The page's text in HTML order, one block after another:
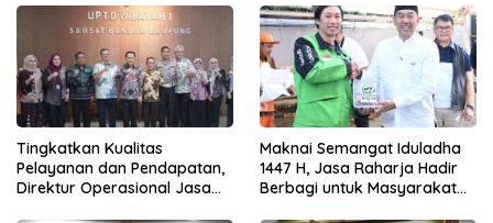
Tingkatkan Kualitas
Pelayanan dan Pendapatan,
Direktur Operasional Jasa
Maknai Semangat Iduladha
1447 H, Jasa Raharja Hadir
Berbagi untuk Masyarakat